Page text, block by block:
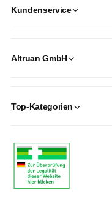
Kundenservice
Altruan GmbH
Top-Kategorien